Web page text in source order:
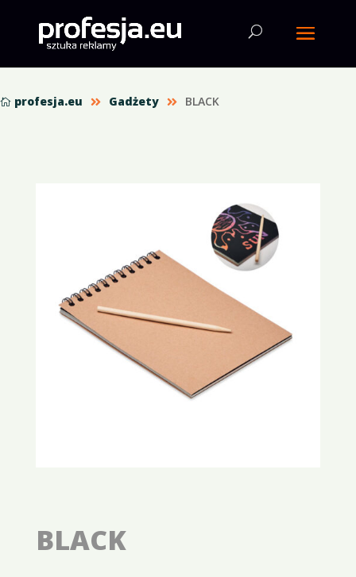
 profesja.eu  Gadżety  BLACK
BLACK